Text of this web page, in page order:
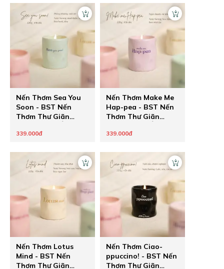
Tặng Chữa Lành
Cho Người Thương
Quà Tặng Chữa
Lành Cho Người
Thương
Nến Thơm Sea You
Soon - BST Nến
Thơm Thư Giãn
Healing Pastel của
Quà Tặng Chữa
Lành Cho Người
Thương
339.000đ
Nến Thơm Make Me
Hap-pea - BST Nến
Thơm Thư Giãn
Healing Pastel của
Quà Tặng Chữa
Lành Cho Người
Thương
339.000đ
Nến Thơm Lotus
Mind - BST Nến
Thơm Thư Giãn
Nến Thơm Ciao-
ppuccino! - BST Nến
Thơm Thư Giãn